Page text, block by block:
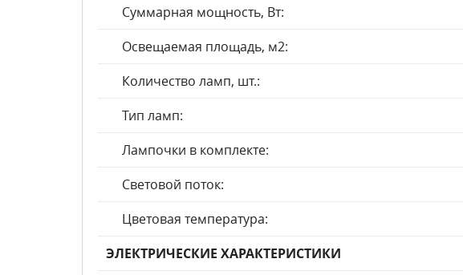
Суммарная мощность, Вт:
Освещаемая площадь, м2:
Количество ламп, шт.:
Тип ламп:
Лампочки в комплекте:
Световой поток:
Цветовая температура:
ЭЛЕКТРИЧЕСКИЕ ХАРАКТЕРИСТИКИ